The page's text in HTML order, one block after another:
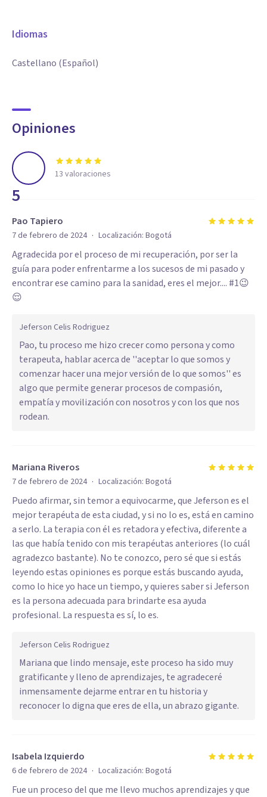
Idiomas
Castellano (Español)
Opiniones
5
13 valoraciones
Pao Tapiero
7 de febrero de 2024 · Localización: Bogotá
Agradecida por el proceso de mi recuperación, por ser la
guía para poder enfrentarme a los sucesos de mi pasado y
encontrar ese camino para la sanidad, eres el mejor.... #1😉
😌
Jeferson Celis Rodriguez
Pao, tu proceso me hizo crecer como persona y como
terapeuta, hablar acerca de ''aceptar lo que somos y
comenzar hacer una mejor versión de lo que somos'' es
algo que permite generar procesos de compasión,
empatía y movilización con nosotros y con los que nos
rodean.
Mariana Riveros
7 de febrero de 2024 · Localización: Bogotá
Puedo afirmar, sin temor a equivocarme, que Jeferson es el
mejor terapéuta de esta ciudad, y si no lo es, está en camino
a serlo. La terapia con él es retadora y efectiva, diferente a
las que había tenido con mis terapéutas anteriores (lo cuál
agradezco bastante). No te conozco, pero sé que si estás
leyendo estas opiniones es porque estás buscando ayuda,
como lo hice yo hace un tiempo, y quieres saber si Jeferson
es la persona adecuada para brindarte esa ayuda
profesional. La respuesta es sí, lo es.
Jeferson Celis Rodriguez
Mariana que lindo mensaje, este proceso ha sido muy
gratificante y lleno de aprendizajes, te agradeceré
inmensamente dejarme entrar en tu historia y
reconocer lo digna que eres de ella, un abrazo gigante.
Isabela Izquierdo
6 de febrero de 2024 · Localización: Bogotá
Fue un proceso del que me llevo muchos aprendizajes y que